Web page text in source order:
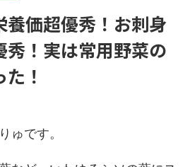
養価超優秀！お刺身
秀！実は常用野菜の
！
ゅです。